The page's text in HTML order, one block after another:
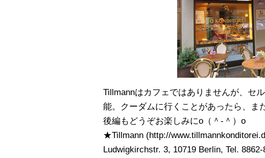
Tillmannはカフェではありませんが、セ
能。クーダムに行くことがあったら、ま
後編もどうぞお楽しみにo（＾-＾）o
★Tillmann (http://
Ludwigkirchstr. 3, 10719 Berlin, Tel. 8862-